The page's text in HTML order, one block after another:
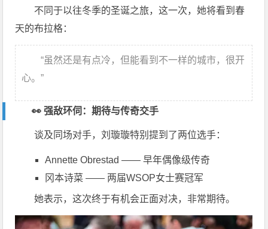
不同于以往冬季的圣诞之旅，这一次，她将看到春
天的布拉格：
“虽然还是有点冷，但能看到不一样的城市，很开
心。”
👀 强敌环伺：期待与传奇交手
谈及同场对手，刘璇璇特别提到了两位选手：
Annette Obrestad —— 早年偶像级传奇
冈本诗菜 —— 两届WSOP女士赛冠军
她表示，这次终于有机会正面对决，非常期待。